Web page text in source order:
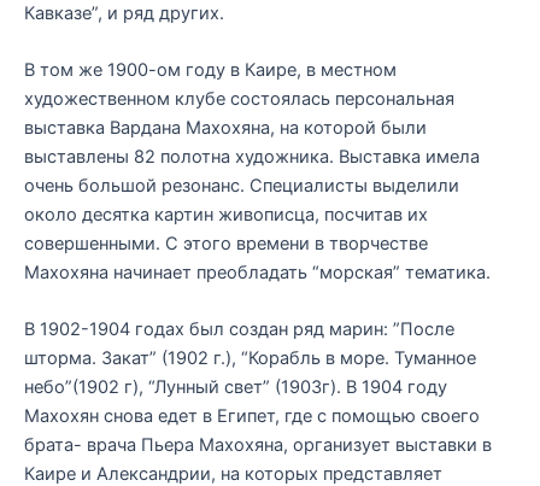
Кавказе”, и ряд других.
В том же 1900-ом году в Каире, в местном
художественном клубе состоялась персональная
выставка Вардана Махохяна, на которой были
выставлены 82 полотна художника. Выставка имела
очень большой резонанс. Специалисты выделили
около десятка картин живописца, посчитав их
совершенными. С этого времени в творчестве
Махохяна начинает преобладать “морская” тематика.
В 1902-1904 годах был создан ряд марин: ”После
шторма. Закат” (1902 г.), “Корабль в море. Туманное
небо”(1902 г), “Лунный свет” (1903г). В 1904 году
Махохян снова едет в Египет, где с помощью своего
брата- врача Пьера Махохяна, организует выставки в
Каире и Александрии, на которых представляет